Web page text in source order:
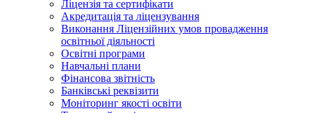
Ліцензія та сертифікати
Акредитація та ліцензування
Виконання Ліцензійних умов провадження
освітньої діяльності
Освітні програми
Навчальні плани
Фінансова звітність
Банківські реквізити
Моніторинг якості освіти